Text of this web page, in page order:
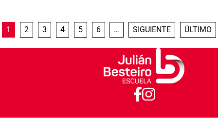
Paginación
PÁGINA ACTUAL
1 PÁGINA
2 PÁGINA
3 PÁGINA
4 PÁGINA
5 PÁGINA
6 … SIGUIENTE PÁGINA
SIGUIENTE ÚLTIMA
ÚLTIMO